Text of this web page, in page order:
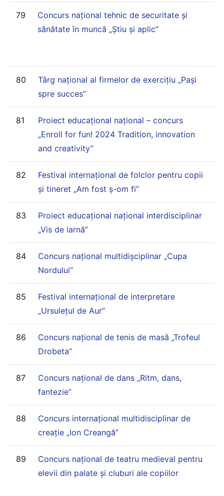
79
Concurs național tehnic de securitate și
sănătate în muncă „Știu și aplic”
80
Târg național al firmelor de exercițiu „Pași
spre succes”
81
Proiect educațional național – concurs
„Enroll for fun! 2024 Tradition, innovation
and creativity”
82
Festival internațional de folclor pentru copii
și tineret „Am fost ș-om fi”
83
Proiect educațional național interdisciplinar
„Vis de iarnă”
84
Concurs național multidișciplinar „Cupa
Nordului”
85
Festival internațional de interpretare
„Ursulețul de Aur”
86
Concurs național de tenis de masă „Trofeul
Drobeta”
87
Concurs național de dans „Ritm, dans,
fantezie”
88
Concurs internațional multidisciplinar de
creație „Ion Creangă”
89
Concurs național de teatru medieval pentru
elevii din palate și cluburi ale copiilor